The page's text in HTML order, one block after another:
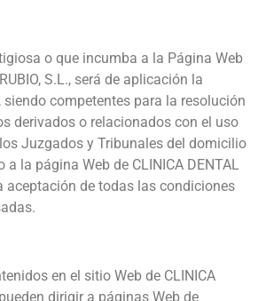
o que incumba a la Página Web
S.L., será de aplicación la
siendo competentes para la resolución
derivados o relacionados con el uso
Juzgados y Tribunales del domicilio
a la página Web de CLINICA DENTAL
aceptación de todas las condiciones
en el sitio Web de CLINICA
dirigir a páginas Web de